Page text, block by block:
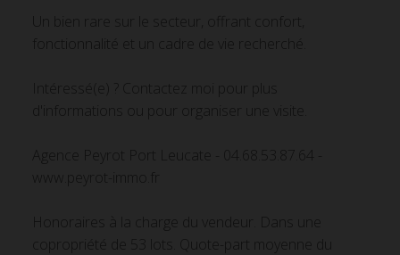
Un bien rare sur le secteur, offrant confort,
fonctionnalité et un cadre de vie recherché.
Intéressé(e) ? Contactez moi pour plus
d'informations ou pour organiser une visite.
Agence Peyrot Port Leucate - 04.68.53.87.64 -
www.peyrot-immo.fr
Honoraires à la charge du vendeur. Dans une
copropriété de 53 lots. Quote-part moyenne du